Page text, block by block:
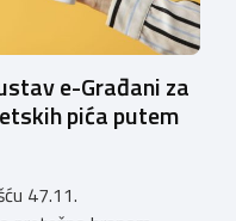
e-Građani za
pića putem
47.11.